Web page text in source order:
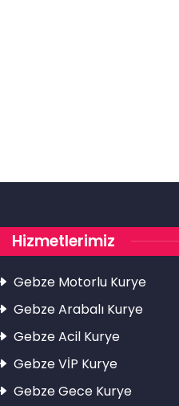
Hizmetlerimiz
Gebze Motorlu Kurye
Gebze Arabalı Kurye
Gebze Acil Kurye
Gebze VİP Kurye
Gebze Gece Kurye